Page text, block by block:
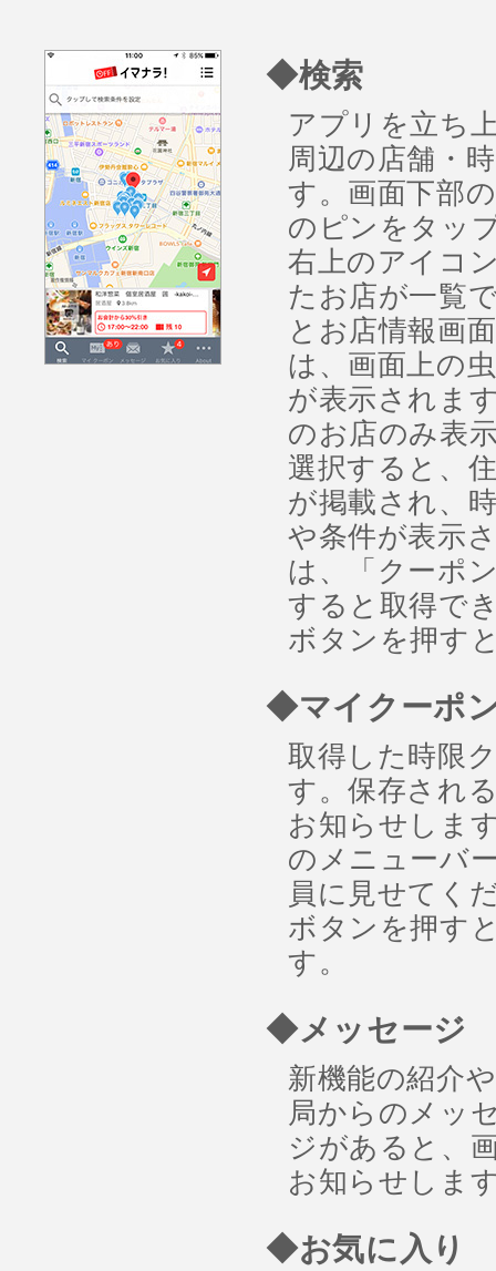
◆検索
アプリを立ち
周辺の店舗・
す。画面下部
のピンをタッ
右上のアイコ
たお店が一覧
とお店情報画
は、画面上の
が表示されま
のお店のみ表
選択すると、
が掲載され、
や条件が表示
は、「クーポ
すると取得で
ボタンを押す
◆マイクーポ
取得した時限
す。保存され
お知らせしま
のメニューバ
員に見せてく
ボタンを押す
す。
◆メッセージ
新機能の紹介
局からのメッ
ジがあると、
お知らせしま
◆お気に入り